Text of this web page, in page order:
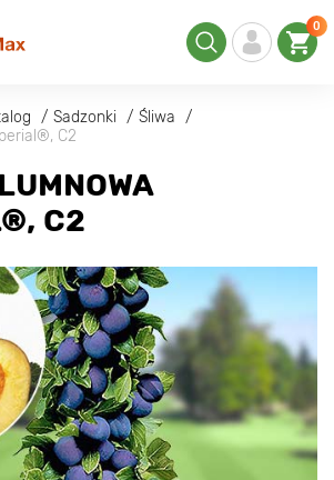
0
Sadzonki
Śliwa
C2
C2